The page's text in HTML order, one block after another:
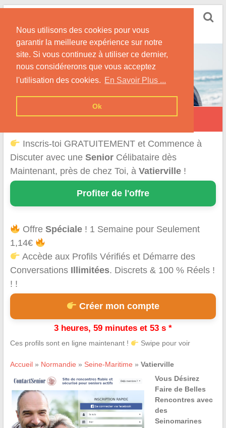
Nous utilisons des cookies pour vous
garantir la meilleure expérience sur notre
site. Si vous continuez à utiliser ce dernier,
nous considérerons que vous acceptez
l'utilisation des cookies. En Savoir Plus ...
Ok
Skip
content
Conseils & Infos pour la Rencontre d'une Senior
Vatierville
Inscris-toi GRATUITEMENT et Commence à
Discuter avec une SeniorCélibataire dès
Maintenant, près de chez Toi, à Vatierville!
Profiter de l'offre
OffreSpéciale ! 1 Semaine pour Seulement
1,14€
Accède aux Profils Vérifiés et Démarre des
Conversations Illimitées. Discrets & 100 % Réels !
! !
Créer mon compte
3 heures, 59 minutes et 53 s *
Ces profils sont en ligne maintenant ! Swipe pour voir
Accueil» Normandie » Seine-Maritime » Vatierville
Vous Désirez
Faire de Belles
Rencontres avec
des
Seinomarines